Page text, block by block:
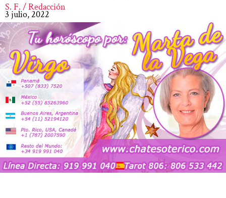
S. F. / Redacción
3 julio, 2022